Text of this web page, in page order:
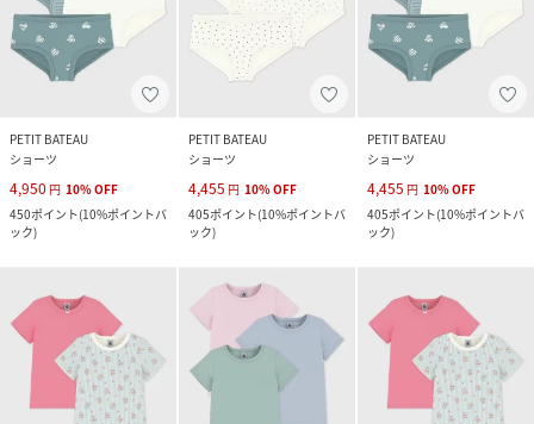
PETIT BATEAU
ショーツ
4,950 円 10%OFF
450ポイント(10%ポイントバ
ック)
PETIT BATEAU
ショーツ
4,455 円 10%OFF
405ポイント(10%ポイントバ
ック)
PETIT BATEAU
ショーツ
4,455 円 10%OFF
405ポイント(10%ポイントバ
ック)